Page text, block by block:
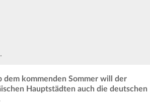
dem kommenden Sommer will der
Hauptstädten auch die deutschen